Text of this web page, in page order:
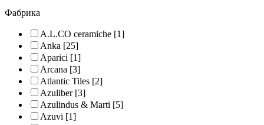
Фабрика
A.L.CO ceramiche [1]
Anka [25]
Aparici [1]
Arcana [3]
Atlantic Tiles [2]
Azuliber[3]
Azulindus & Marti [5]
Azuvi [1]